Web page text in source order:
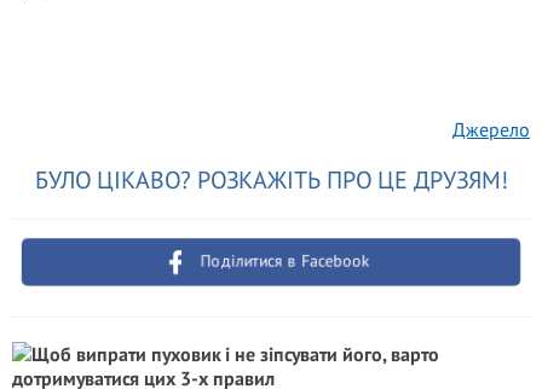
Джерело
БУЛО ЦІКАВО? РОЗКАЖІТЬ ПРО ЦЕ ДРУЗЯМ!
Поділитися в Facebook